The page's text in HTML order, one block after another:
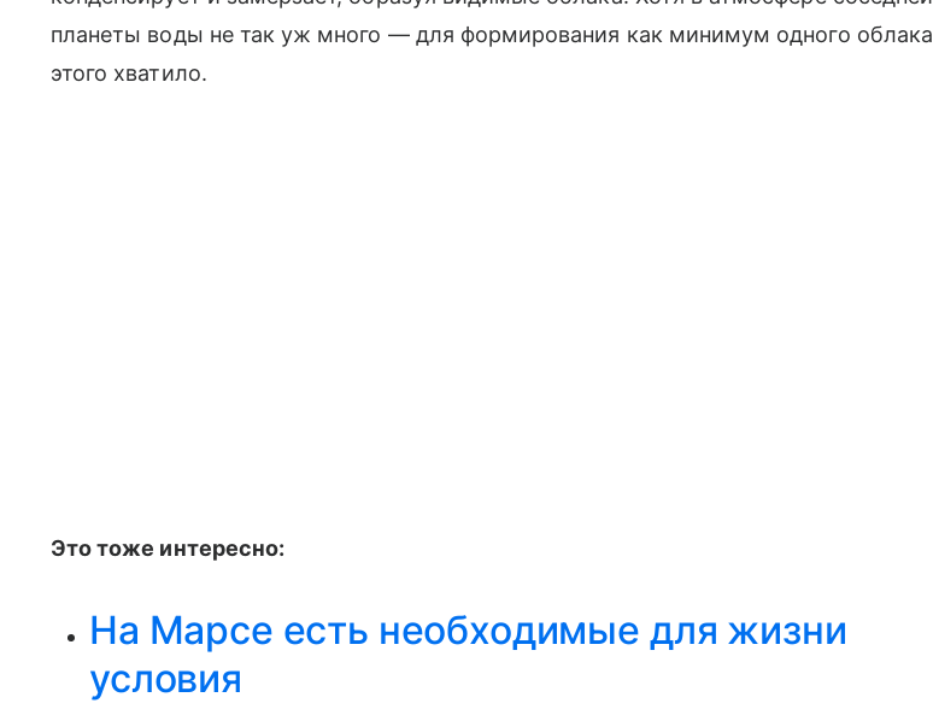
планеты воды не так уж много — для формирования как минимум одного облака
этого хватило.
Это тоже интересно:
На Марсе есть необходимые для жизни
условия